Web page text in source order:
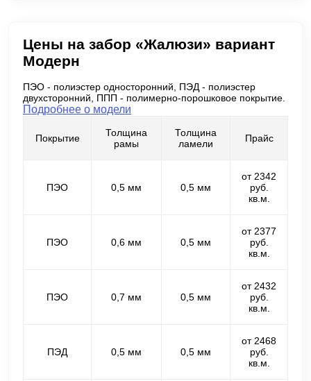
Цены на забор «Жалюзи» вариант
Модерн
ПЭО - полиэстер односторонний, ПЭД - полиэстер
двухсторонний, ППП - полимерно-порошковое покрытие.
Подробнее о модели
Покрытие
Толщина
рамы
Толщина
ламели
Прайс
ПЭО 0,5 мм 0,5 мм
от 2342
руб.
кв.м.
ПЭО 0,6 мм 0,5 мм
от 2377
руб.
кв.м.
ПЭО 0,7 мм 0,5 мм
от 2432
руб.
кв.м.
ПЭД 0,5 мм 0,5 мм
от 2468
руб.
кв.м.